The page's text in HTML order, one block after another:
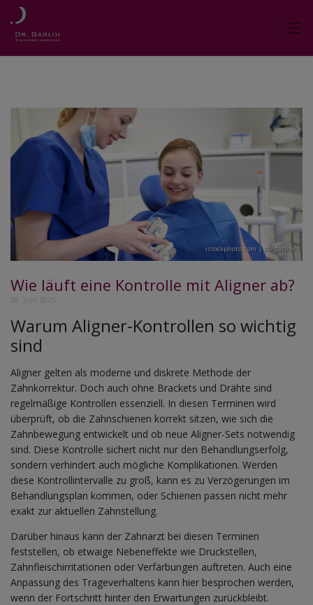
istockphoto.com | dolgachov
Wie läuft eine Kontrolle mit Aligner ab?
29. Juni 2025
Warum Aligner-Kontrollen so wichtig
sind
Aligner gelten als moderne und diskrete Methode der
Zahnkorrektur. Doch auch ohne Brackets und Drähte sind
regelmäßige Kontrollen essenziell. In diesen Terminen wird
überprüft, ob die Zahnschienen korrekt sitzen, wie sich die
Zahnbewegung entwickelt und ob neue Aligner-Sets notwendig
sind. Diese Kontrolle sichert nicht nur den Behandlungserfolg,
sondern verhindert auch mögliche Komplikationen. Werden
diese Kontrollintervalle zu groß, kann es zu Verzögerungen im
Behandlungsplan kommen, oder Schienen passen nicht mehr
exakt zur aktuellen Zahnstellung.
Darüber hinaus kann der Zahnarzt bei diesen Terminen
feststellen, ob etwaige Nebeneffekte wie Druckstellen,
Zahnfleischirritationen oder Verfärbungen auftreten. Auch eine
Anpassung des Trageverhaltens kann hier besprochen werden,
wenn der Fortschritt hinter den Erwartungen zurückbleibt.